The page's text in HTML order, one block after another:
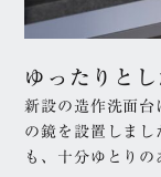
ゆったりと
新設の造作洗面台
の鏡を設置しまし
も、十分ゆとりの